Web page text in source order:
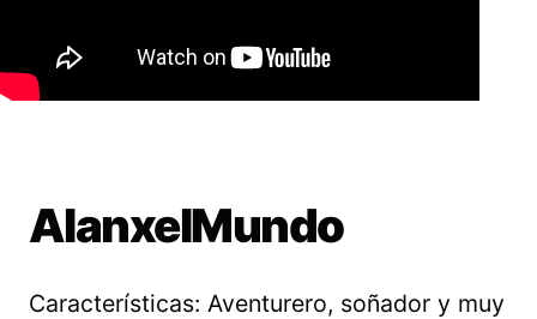
AlanxelMundo
Características: Aventurero, soñador y muy